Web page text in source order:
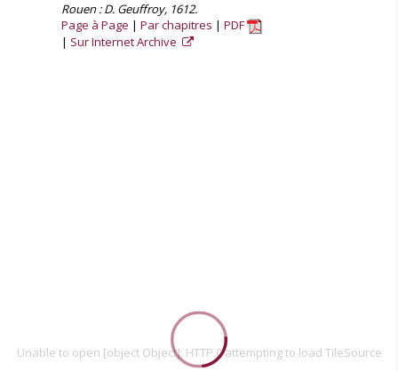
Rouen : D. Geuffroy, 1612.
Page à Page
Par chapitres
PDF
Sur Internet Archive
Unable to open [object Object]: HTTP 0 attempting to load TileSource